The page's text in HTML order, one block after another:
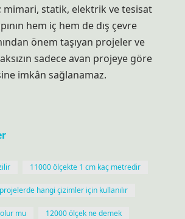
mimari, statik, elektrik ve tesisat
hem iç hem de dış çevre
önem taşıyan projeler ve
sadece avan projeye göre
imkân sağlanamaz.
11000 ölçekte 1 cm kaç metredir
hangi çizimler için kullanılır
mu 12000 ölçek ne demek